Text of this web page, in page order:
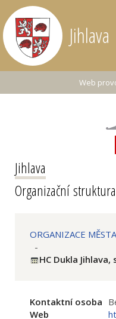
Jihlava
Web
Jihlava
Organizační struktura
ORGANIZACE
-
HC Dukla Jihlava,
Kontaktní osoba
Web